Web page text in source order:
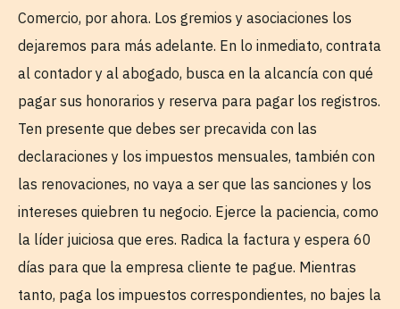
Comercio, por ahora. Los gremios y asociaciones los
dejaremos para más adelante. En lo inmediato, contrata
al contador y al abogado, busca en la alcancía con qué
pagar sus honorarios y reserva para pagar los registros.
Ten presente que debes ser precavida con las
declaraciones y los impuestos mensuales, también con
las renovaciones, no vaya a ser que las sanciones y los
intereses quiebren tu negocio. Ejerce la paciencia, como
la líder juiciosa que eres. Radica la factura y espera 60
días para que la empresa cliente te pague. Mientras
tanto, paga los impuestos correspondientes, no bajes la